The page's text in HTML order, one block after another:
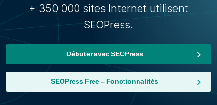
+ 350 000 sites Internet utilisent
SEOPress.
Débuter avec SEOPress
SEOPress Free – Fonctionnalités